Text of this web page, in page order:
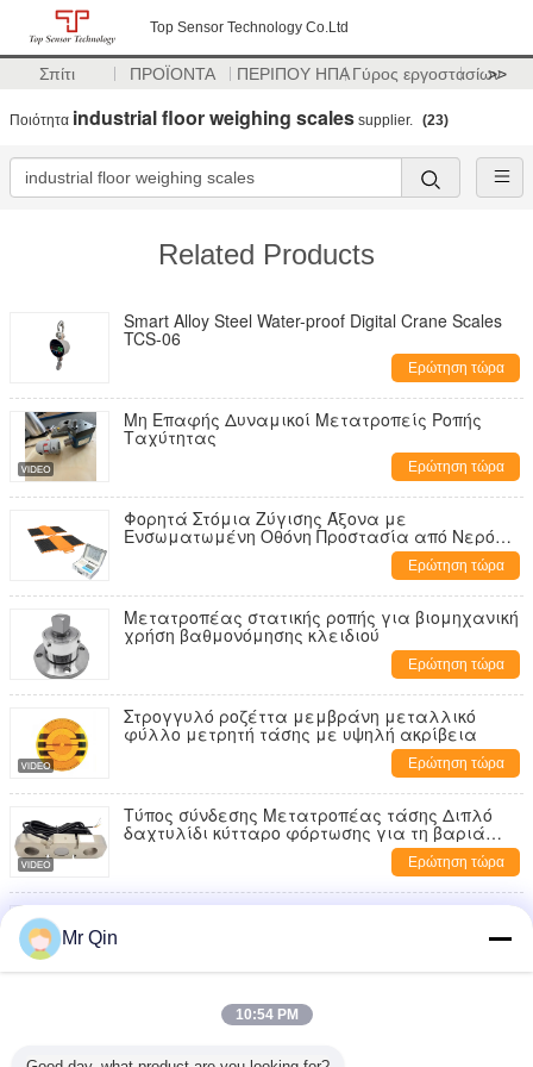
Top Sensor Technology Co.Ltd
Σπίτι ΠΡΟΪΟΝΤΑ ΠΕΡΙΠΟΥ ΗΠΑΓύρος εργοστασίων
>>
Ποιότητα industrial floor weighing scales supplier. (23)
Related Products
Smart Alloy Steel Water-proof Digital Crane Scales
TCS-06
Ερώτηση τώρα
Μη Επαφής Δυναμικοί Μετατροπείς Ροπής
Ταχύτητας
Ερώτηση τώρα
Φορητά Στόμια Ζύγισης Άξονα με
Ενσωματωμένη Οθόνη Προστασία από Νερό
Ερώτηση τώρα
Μετατροπέας στατικής ροπής για βιομηχανική
χρήση βαθμονόμησης κλειδιού
Ερώτηση τώρα
Στρογγυλό ροζέττα μεμβράνη μεταλλικό
φύλλο μετρητή τάσης με υψηλή ακρίβεια
Ερώτηση τώρα
Τύπος σύνδεσης Μετατροπέας τάσης Διπλό
δαχτυλίδι κύτταρο φόρτωσης για τη βαριά
Ερώτηση τώρα
Max Capacity 20.000kg Portable Axle Scale Portable
Weighing for Various Applications
Mr Qin
10:54 PM